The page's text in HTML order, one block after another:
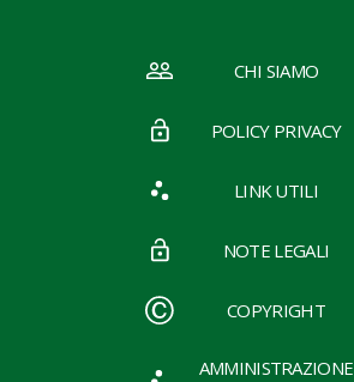
CHI SIAMO
POLICY PRIVACY
LINK UTILI
NOTE LEGALI
COPYRIGHT
AMMINISTRAZIONE